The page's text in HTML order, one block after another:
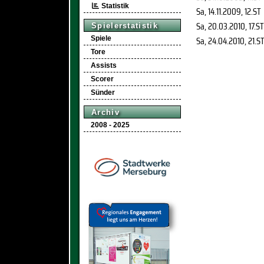
Statistik
Spielerstatistik
Spiele
Tore
Assists
Scorer
Sünder
Archiv
2008 - 2025
Sa, 14.11.2009, 12.ST
Sa, 20.03.2010, 17.ST
Sa, 24.04.2010, 21.ST